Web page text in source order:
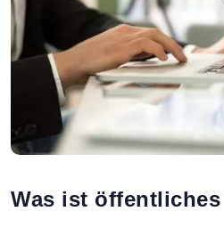
Was ist öffentliches